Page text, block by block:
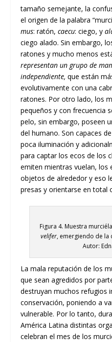
tamaño semejante, la
el origen de la palabra
mus: ratón,caecu: ciego, y
ciego alado. Sin embargo,
ratones y mucho menos
representan un grupo de
independiente, que están
evolutivamente con una
ratones. Por otro lado, los
pequeños y con frecuencia
pelo, sin embargo, poseen
del humano. Son capaces
poca iluminación y
para captar los ecos de los
emiten mientras vuelan, los
objetos de alrededor y eso
presas y orientarse en total
Figura 4. Muestra
velifer, emergiendo de la
Autor:
La mala reputación de los
que sean agredidos por
destruyan muchos refugios
conservación, poniendo a
vulnerable. Por lo tanto,
América Latina distintas
celebran el mes de los